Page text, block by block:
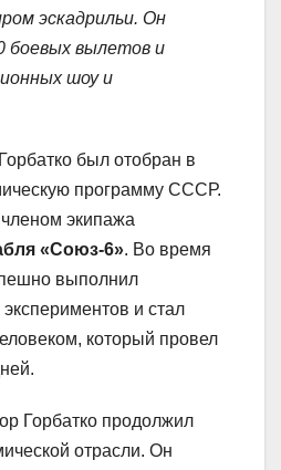
эскадрильи. Он
боевых вылетов и
шоу и
был отобран в
программу СССР.
экипажа
«Союз-6». Во время
выполнил
и стал
который провел
Горбатко продолжил
отрасли. Он